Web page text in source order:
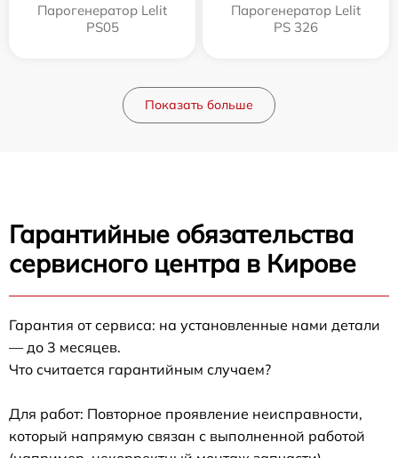
Парогенератор Lelit
PS05
Парогенератор Lelit
PS 326
Показать больше
Гарантийные обязательства
сервисного центра в Кирове
Гарантия от сервиса: на установленные нами детали
— до 3 месяцев.
Что считается гарантийным случаем?
Для работ: Повторное проявление неисправности,
который напрямую связан с выполненной работой